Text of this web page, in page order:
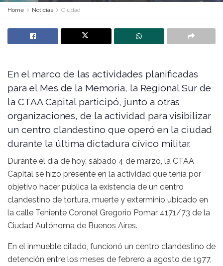
Home Noticias Ciudad
En el marco de las actividades planificadas
para el Mes de la Memoria, la Regional Sur de
la CTAA Capital participó, junto a otras
organizaciones, de la actividad para visibilizar
un centro clandestino que operó en la ciudad
durante la última dictadura cívico militar.
Durante el día de hoy, sábado 4 de marzo, la CTAA
Capital se hizo presente en la actividad que tenía por
objetivo hacer pública la existencia de un centro
clandestino de tortura, muerte y exterminio ubicado en
la calle Teniente Coronel Gregorio Pomar 4171/73 de la
Ciudad Autónoma de Buenos Aires.
En el inmueble citado, funcionó un centro clandestino de
detención entre los meses de febrero a agosto de 1977,